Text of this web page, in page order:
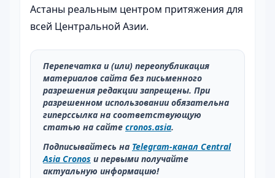
Астаны реальным центром притяжения для
всей Центральной Азии.
Перепечатка и (или) переопубликация
материалов сайта без письменного
разрешения редакции запрещены. При
разрешенном использовании обязательна
гиперссылка на соответствующую
статью на сайте cronos.asia.
Подписывайтесь на Telegram-канал Central
Asia Cronos и первыми получайте
актуальную информацию!